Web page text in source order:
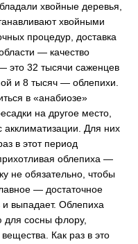
хвойные деревья,
хвойными
процедур, доставка
― качество
это 32 тысячи саженцев
и 8 тысяч ― облепихи.
в «анабиозе»
на другое место,
акклиматизации. Для них
в этот период
облепиха ―
не обязательно, чтобы
― достаточное
и выпадает. Облепиха
для сосны флору,
Как раз в это